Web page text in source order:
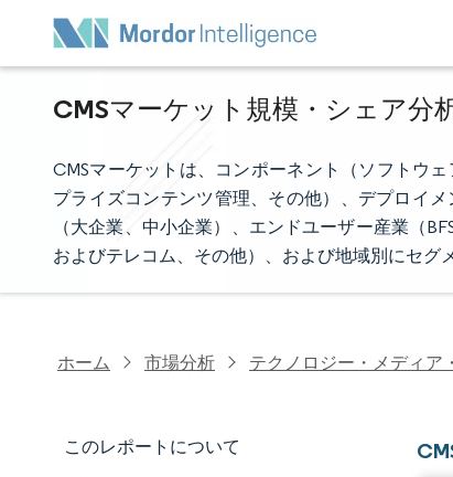
CMSマーケット規模・シェア分
CMSマーケットは、コンポーネント（ソフトウ
プライズコンテンツ管理、その他）、デプロイ
（大企業、中小企業）、エンドユーザー産業（
およびテレコム、その他）、および地域別にセグ
ホーム 市場分析 テクノロジー・メディア
このレポートについて